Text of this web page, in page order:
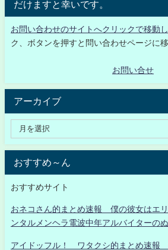
だけますと幸いです。
お問い合わせのサイトへクリックで移動
ク、ボタンを押すと問い合わせページに
お問い合せ
アーカイブ
おすすめ～ん
おすすめサイト
おネコさん的まとめ速報 僕の彼女はエ
ンタルメンヘラ電波中年アルバイターの
アイドッフル！ ワタクシ的まとめ速報